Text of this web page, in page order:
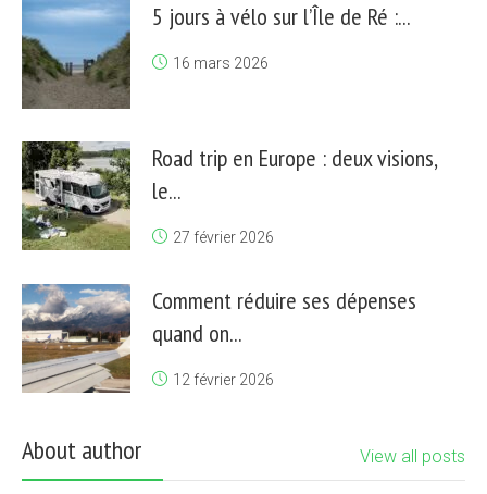
5 jours à vélo sur l’Île de Ré :...
16 mars 2026
Road trip en Europe : deux visions,
le...
27 février 2026
Comment réduire ses dépenses
quand on...
12 février 2026
About author View all posts